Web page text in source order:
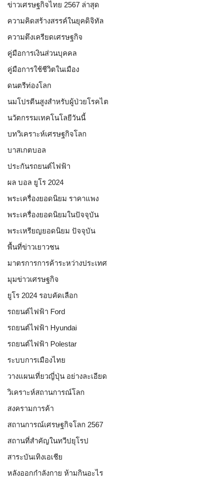
ข่าวเศรษฐกิจไทย 2567 ล่าสุด
ความคิดสร้างสรรค์ในยุคดิจิทัล
ความตึงเครียดเศรษฐกิจ
คู่มือการเงินส่วนบุคคล
คู่มือการใช้ชีวิตในเมือง
ดนตรีท่องโลก
นมโปรตีนสูงสำหรับผู้ป่วยโรคไต
นวัตกรรมเทคโนโลยีวันนี้
บทวิเคราะห์เศรษฐกิจโลก
บาสเกตบอล
ประกันรถยนต์ไฟฟ้า
ผล บอล ยูโร 2024
พระเครื่องยอดนิยม ราคาแพง
พระเครื่องยอดนิยมในปัจจุบัน
พระเหรียญยอดนิยม ปัจจุบัน
พื้นที่ข่าวเยาวชน
มาตรการการค้าระหว่างประเทศ
มุมข่าวเศรษฐกิจ
ยูโร 2024 รอบคัดเลือก
รถยนต์ไฟฟ้า Ford
รถยนต์ไฟฟ้า Hyundai
รถยนต์ไฟฟ้า Polestar
ระบบการเมืองไทย
วางแผนเที่ยวญี่ปุ่น อย่างละเอียด
วิเคราะห์สถานการณ์โลก
สงครามการค้า
สถานการณ์เศรษฐกิจโลก 2567
สถานที่สำคัญในทวีปยุโรป
สาระบันเทิงเอเชีย
หลังออกกําลังกาย ห้ามกินอะไร